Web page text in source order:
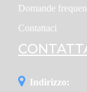
Domande
Contattaci
Indirizzo: